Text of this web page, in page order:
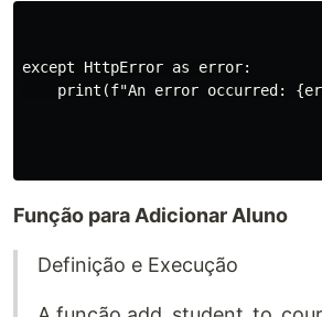
except HttpError as error:
print(f"An error occurred:
Função para Adicionar Aluno
Definição e Execução